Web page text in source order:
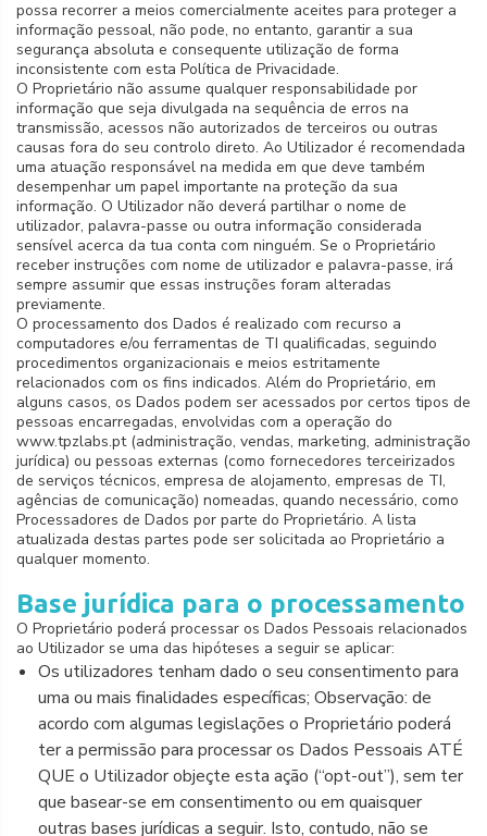
possa recorrer a meios comercialmente aceites para proteger a
informação pessoal, não pode, no entanto, garantir a sua
segurança absoluta e consequente utilização de forma
inconsistente com esta Política de Privacidade.
O Proprietário não assume qualquer responsabilidade por
informação que seja divulgada na sequência de erros na
transmissão, acessos não autorizados de terceiros ou outras
causas fora do seu controlo direto. Ao Utilizador é recomendada
uma atuação responsável na medida em que deve também
desempenhar um papel importante na proteção da sua
informação. O Utilizador não deverá partilhar o nome de
utilizador, palavra-passe ou outra informação considerada
sensível acerca da tua conta com ninguém. Se o Proprietário
receber instruções com nome de utilizador e palavra-passe, irá
sempre assumir que essas instruções foram alteradas
previamente.
O processamento dos Dados é realizado com recurso a
computadores e/ou ferramentas de TI qualificadas, seguindo
procedimentos organizacionais e meios estritamente
relacionados com os fins indicados. Além do Proprietário, em
alguns casos, os Dados podem ser acessados por certos tipos de
pessoas encarregadas, envolvidas com a operação do
www.tpzlabs.pt (administração, vendas, marketing, administração
jurídica) ou pessoas externas (como fornecedores terceirizados
de serviços técnicos, empresa de alojamento, empresas de TI,
agências de comunicação) nomeadas, quando necessário, como
Processadores de Dados por parte do Proprietário. A lista
atualizada destas partes pode ser solicitada ao Proprietário a
qualquer momento.
Base jurídica para o processamento
O Proprietário poderá processar os Dados Pessoais relacionados
ao Utilizador se uma das hipóteses a seguir se aplicar:
Os utilizadores tenham dado o seu consentimento para
uma ou mais finalidades específicas; Observação: de
acordo com algumas legislações o Proprietário poderá
ter a permissão para processar os Dados Pessoais ATÉ
QUE o Utilizador objeçte esta ação (“opt-out”), sem ter
que basear-se em consentimento ou em quaisquer
outras bases jurídicas a seguir. Isto, contudo, não se